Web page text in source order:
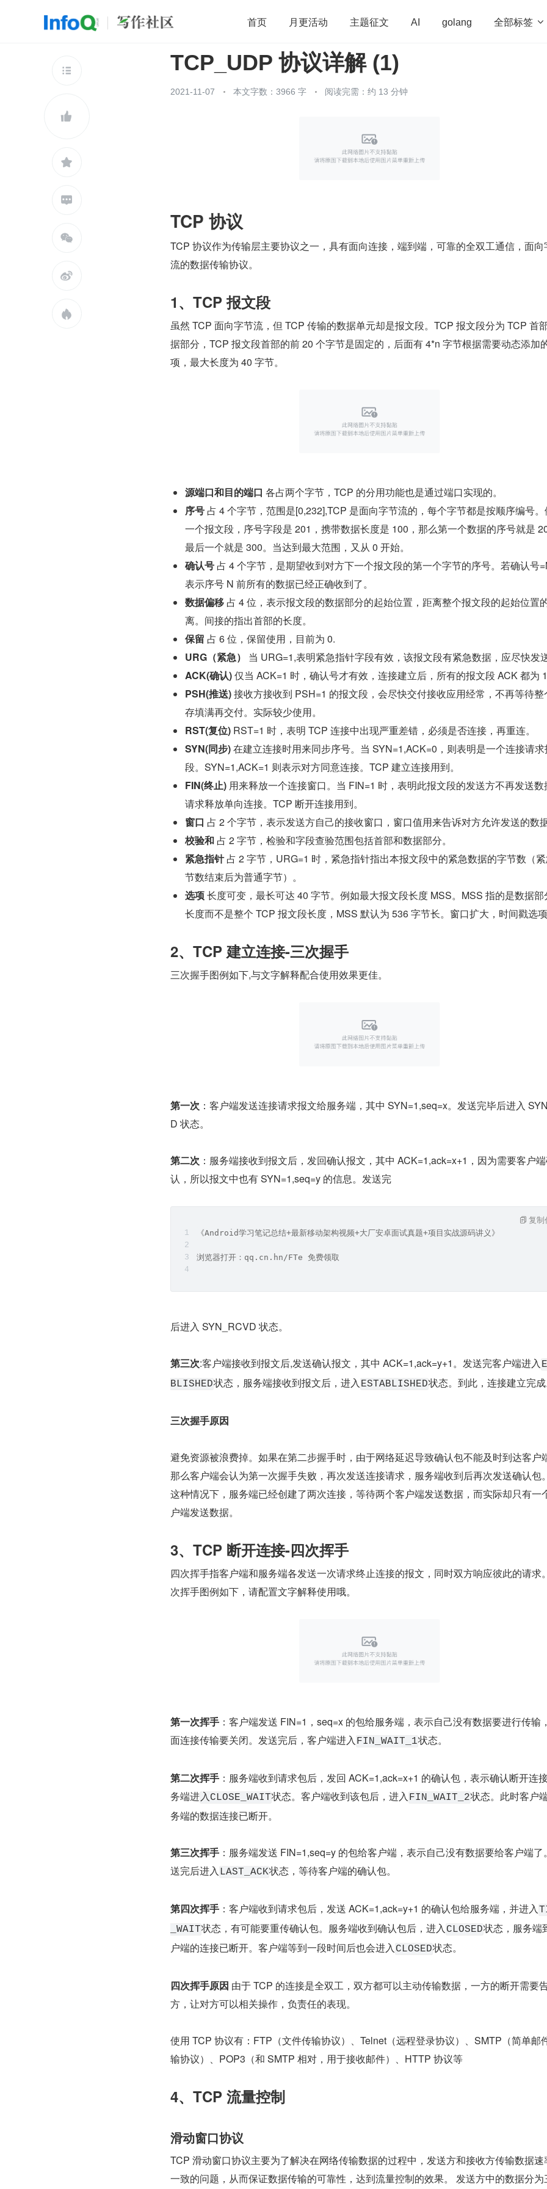
首页 月更活动 主题征文 AI golang 全部标签 
开源 OpenHarmony 算法
运维 深度思考
查看更多







TCP_UDP 协议详解 (1)
2021-11-07 本文字数：3966 字 阅读完需：约 13 分钟
TCP 协议
TCP 协议作为传输层主要协议之一，具有面向连接，端到端，可靠的全双工通信，面向
流的数据传输协议。
1、TCP 报文段
虽然 TCP 面向字节流，但 TCP 传输的数据单元却是报文段。TCP 报文段分为 TCP 首
据部分，TCP 报文段首部的前 20 个字节是固定的，后面有 4*n 字节根据需要动态添加
项，最大长度为 40 字节。
源端口和目的端口 各占两个字节，TCP 的分用功能也是通过端口实现的。
序号 占 4 个字节，范围是[0,232],TCP 是面向字节流的，每个字节都是按顺序编号。
一个报文段，序号字段是 201，携带数据长度是 100，那么第一个数据的序号就是
最后一个就是 300。当达到最大范围，又从 0 开始。
确认号 占 4 个字节，是期望收到对方下一个报文段的第一个字节的序号。若确认号
表示序号 N 前所有的数据已经正确收到了。
数据偏移 占 4 位，表示报文段的数据部分的起始位置，距离整个报文段的起始位置
离。间接的指出首部的长度。
保留 占 6 位，保留使用，目前为 0.
URG（紧急）
当 URG=1,表明紧急指针字段有效，该报文段有紧急数据，应尽快发送
ACK(确认) 仅当 ACK=1 时，确认号才有效，连接建立后，所有的报文段 ACK 都为 1
PSH(推送) 接收方接收到 PSH=1 的报文段，会尽快交付接收应用经常，不再等待整
存填满再交付。实际较少使用。
RST(复位) RST=1 时，表明 TCP 连接中出现严重差错，必须是否连接，再重连。
SYN(同步) 在建立连接时用来同步序号。当 SYN=1,ACK=0，则表明是一个连接请求
段。SYN=1,ACK=1 则表示对方同意连接。TCP 建立连接用到。
FIN(终止) 用来释放一个连接窗口。当 FIN=1 时，表明此报文段的发送方不再发送数
请求释放单向连接。TCP 断开连接用到。
窗口 占 2 个字节，表示发送方自己的接收窗口，窗口值用来告诉对方允许发送的数据
校验和 占 2 字节，检验和字段查验范围包括首部和数据部分。
紧急指针 占 2 字节，URG=1 时，紧急指针指出本报文段中的紧急数据的字节数（
节数结束后为普通字节）。
选项 长度可变，最长可达 40 字节。例如最大报文段长度 MSS。MSS 指的是数据部
长度而不是整个 TCP 报文段长度，MSS 默认为 536 字节长。窗口扩大，时间戳选项
2、TCP 建立连接-三次握手
三次握手图例如下,与文字解释配合使用效果更佳。
第一次 ：客户端发送连接请求报文给服务端，其中 SYN=1,seq=x。发送完毕后进入
D 状态。
第二次 ：服务端接收到报文后，发回确认报文，其中 ACK=1,ack=x+1，因为需要客户
认，所以报文中也有 SYN=1,seq=y 的信息。发送完
《Android学习笔记总结+最新移动架构视频+大厂安卓面试真题+项目实战源码讲义》
浏览器打开：qq.cn.hn/FTe 免费领取
复制
后进入 SYN_RCVD 状态。
第三次:客户端接收到报文后,发送确认报文，其中 ACK=1,ack=y+1。发送完客户端进入
BLISHED状态，服务端接收到报文后，进入 ESTABLISHED状态。到此，连接建立完成
三次握手原因
避免资源被浪费掉。如果在第二步握手时，由于网络延迟导致确认包不能及时到达客户
那么客户端会认为第一次握手失败，再次发送连接请求，服务端收到后再次发送确认包
这种情况下，服务端已经创建了两次连接，等待两个客户端发送数据，而实际却只有一
户端发送数据。
3、TCP 断开连接-四次挥手
四次挥手指客户端和服务端各发送一次请求终止连接的报文，同时双方响应彼此的请求
次挥手图例如下，请配置文字解释使用哦。
第一次挥手 ：客户端发送 FIN=1，seq=x 的包给服务端，表示自己没有数据要进行传输
面连接传输要关闭。发送完后，客户端进入 FIN_WAIT_1状态。
第二次挥手 ：服务端收到请求包后，发回 ACK=1,ack=x+1 的确认包，表示确认断开连
务端进入CLOSE_WAIT状态。客户端收到该包后，进入 FIN_WAIT_2状态。此时客户
务端的数据连接已断开。
第三次挥手 ：服务端发送 FIN=1,seq=y 的包给客户端，表示自己没有数据要给客户端了
送完后进入 LAST_ACK状态，等待客户端的确认包。
第四次挥手 ：客户端收到请求包后，发送 ACK=1,ack=y+1 的确认包给服务端，并进入
_WAIT状态，有可能要重传确认包。服务端收到确认包后，进入 CLOSED状态，服务端
户端的连接已断开。客户端等到一段时间后也会进入 CLOSED状态。
四次挥手原因 由于 TCP 的连接是全双工，双方都可以主动传输数据，一方的断开需要
方，让对方可以相关操作，负责任的表现。
使用 TCP 协议有：FTP（文件传输协议）、Telnet（远程登录协议）、SMTP（简单邮
输协议）、POP3（和 SMTP 相对，用于接收邮件）、HTTP 协议等
4、TCP 流量控制
滑动窗口协议
TCP 滑动窗口协议主要为了解决在网络传输数据的过程中，发送方和接收方传输数据速
一致的问题，从而保证数据传输的可靠性，达到流量控制的效果。 发送方中的数据分为